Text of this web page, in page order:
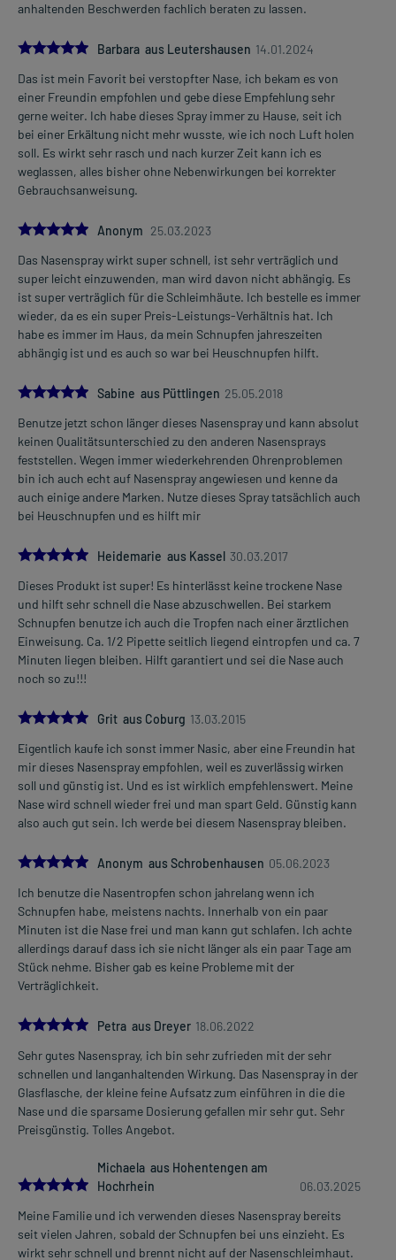
anhaltenden Beschwerden fachlich beraten zu lassen.
5.0
Barbara aus Leutershausen 14.01.2024
Das ist mein Favorit bei verstopfter Nase, ich bekam es von
einer Freundin empfohlen und gebe diese Empfehlung sehr
gerne weiter. Ich habe dieses Spray immer zu Hause, seit ich
bei einer Erkältung nicht mehr wusste, wie ich noch Luft holen
soll. Es wirkt sehr rasch und nach kurzer Zeit kann ich es
weglassen, alles bisher ohne Nebenwirkungen bei korrekter
Gebrauchsanweisung.
5.0Anonym 25.03.2023
Das Nasenspray wirkt super schnell, ist sehr verträglich und
super leicht einzuwenden, man wird davon nicht abhängig. Es
ist super verträglich für die Schleimhäute. Ich bestelle es immer
wieder, da es ein super Preis-Leistungs-Verhältnis hat. Ich
habe es immer im Haus, da mein Schnupfen jahreszeiten
abhängig ist und es auch so war bei Heuschnupfen hilft.
5.0
Sabine aus Püttlingen 25.05.2018
Benutze jetzt schon länger dieses Nasenspray und kann absolut
keinen Qualitätsunterschied zu den anderen Nasensprays
feststellen. Wegen immer wiederkehrenden Ohrenproblemen
bin ich auch echt auf Nasenspray angewiesen und kenne da
auch einige andere Marken. Nutze dieses Spray tatsächlich auch
bei Heuschnupfen und es hilft mir
5.0
Heidemarie aus Kassel 30.03.2017
Dieses Produkt ist super! Es hinterlässt keine trockene Nase
und hilft sehr schnell die Nase abzuschwellen. Bei starkem
Schnupfen benutze ich auch die Tropfen nach einer ärztlichen
Einweisung. Ca. 1/2 Pipette seitlich liegend eintropfen und ca. 7
Minuten liegen bleiben. Hilft garantiert und sei die Nase auch
noch so zu!!!
5.0
Grit aus Coburg 13.03.2015
Eigentlich kaufe ich sonst immer Nasic, aber eine Freundin hat
mir dieses Nasenspray empfohlen, weil es zuverlässig wirken
soll und günstig ist. Und es ist wirklich empfehlenswert. Meine
Nase wird schnell wieder frei und man spart Geld. Günstig kann
also auch gut sein. Ich werde bei diesem Nasenspray bleiben.
5.0Anonym aus Schrobenhausen 05.06.2023
Ich benutze die Nasentropfen schon jahrelang wenn ich
Schnupfen habe, meistens nachts. Innerhalb von ein paar
Minuten ist die Nase frei und man kann gut schlafen. Ich achte
allerdings darauf dass ich sie nicht länger als ein paar Tage am
Stück nehme. Bisher gab es keine Probleme mit der
Verträglichkeit.
5.0
Petra aus Dreyer 18.06.2022
Sehr gutes Nasenspray, ich bin sehr zufrieden mit der sehr
schnellen und langanhaltenden Wirkung. Das Nasenspray in der
Glasflasche, der kleine feine Aufsatz zum einführen in die die
Nase und die sparsame Dosierung gefallen mir sehr gut. Sehr
Preisgünstig. Tolles Angebot.
5.0
Michaela aus Hohentengen am
Hochrhein
06.03.2025
Meine Familie und ich verwenden dieses Nasenspray bereits
seit vielen Jahren, sobald der Schnupfen bei uns einzieht. Es
wirkt sehr schnell und brennt nicht auf der Nasenschleimhaut.